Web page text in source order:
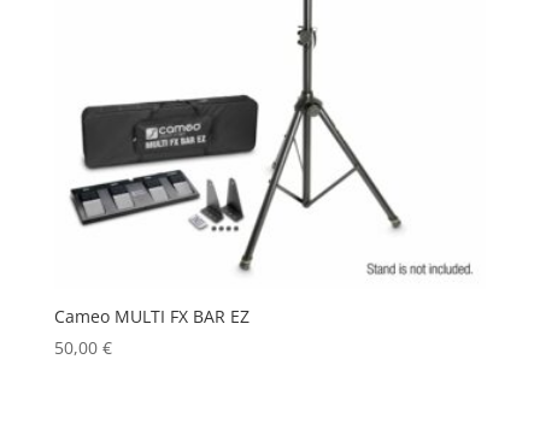
Cameo MULTI FX BAR EZ
50,00 €